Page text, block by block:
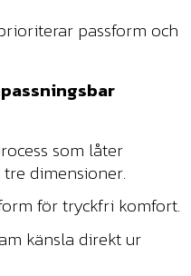
passform och
som låter
dimensioner.
för tryckfri komfort.
känsla direkt ur